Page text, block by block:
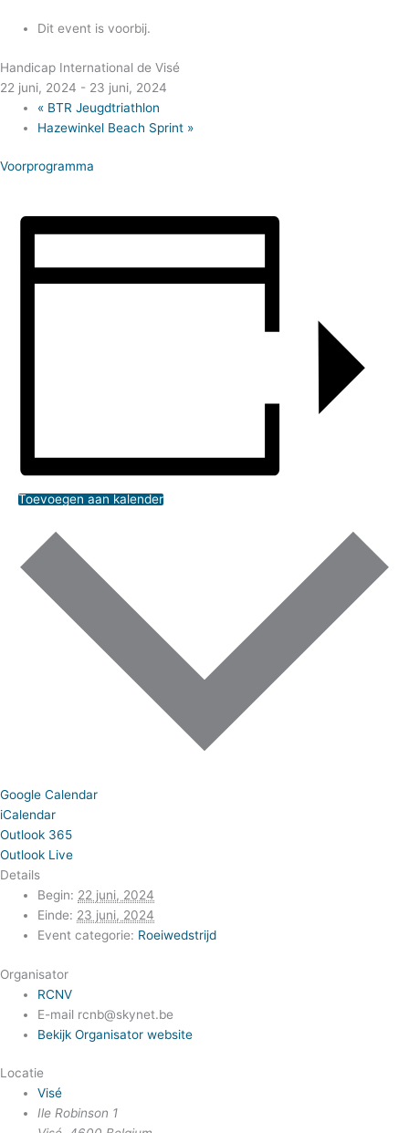
Dit event is voorbij.
Handicap International de Visé
22 juni, 2024 - 23 juni, 2024
« BTR Jeugdtriathlon
Hazewinkel Beach Sprint »
Voorprogramma
Toevoegen aan kalender
Google Calendar
iCalendar
Outlook 365
Outlook Live
Details
Begin: 22 juni, 2024
Einde: 23 juni, 2024
Event categorie: Roeiwedstrijd
Organisator
RCNV
E-mail rcnb@skynet.be
Bekijk Organisator website
Locatie
Visé
Ile Robinson 1